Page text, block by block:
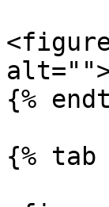
{%
{%